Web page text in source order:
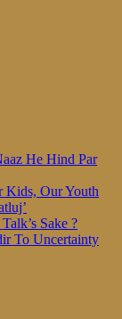
He Hind Par
Kids, Our Youth
Sake ?
To Uncertainty